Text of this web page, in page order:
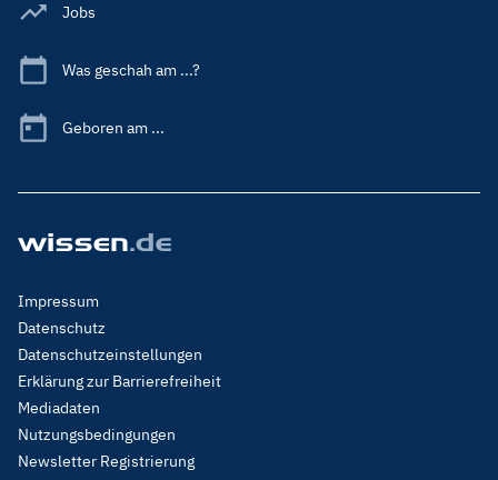
Jobs
Was geschah am ...?
Geboren am ...
Footer
Menu
Legal
Impressum
Datenschutz
Datenschutzeinstellungen
Erklärung zur Barrierefreiheit
Mediadaten
Nutzungsbedingungen
Newsletter Registrierung